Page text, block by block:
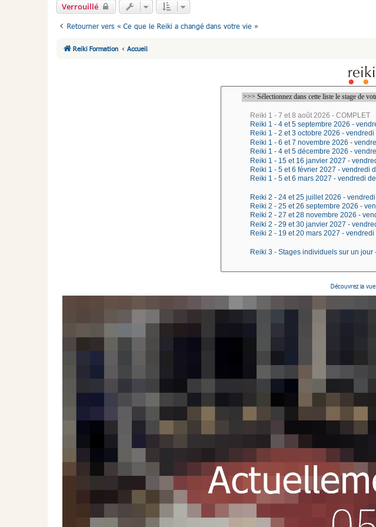
Verrouillé
Retourner vers « Ce que le Reiki a changé dans votre vie »
Reiki Formation Accueil
Découvrez la